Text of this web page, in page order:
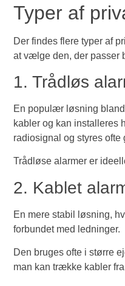
Typer af
Der findes flere typer af
at vælge den, der passer
1. Trådløs
En populær løsning
kabler og kan installeres
radiosignal og styres ofte
Trådløse alarmer er
2. Kablet
En mere stabil løsning,
forbundet med ledninger.
Den bruges ofte i større
man kan trække kabler